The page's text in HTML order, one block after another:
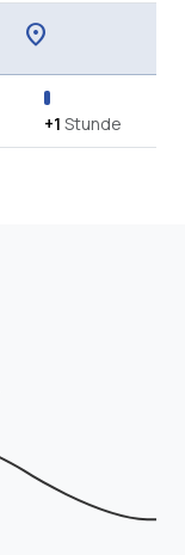
location_on
+1 Stunde